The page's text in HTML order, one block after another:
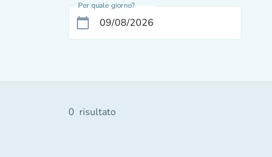
Per quale giorno?
calendar_today
0 risultato